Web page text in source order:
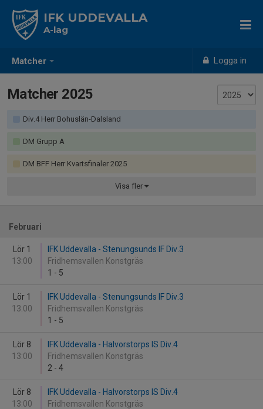
Matcher Logga in
IFK UDDEVALLA
A-lag
Matcher 2025
Div.4 Herr Bohuslän-Dalsland
DM Grupp A
DM BFF Herr Kvartsfinaler 2025
Visa fler
Februari
Lör 1
13:00
IFK Uddevalla - Stenungsunds IF Div.3
Fridhemsvallen Konstgräs
1 - 5
Lör 1
13:00
IFK Uddevalla - Stenungsunds IF Div.3
Fridhemsvallen Konstgräs
1 - 5
Lör 8
13:00
IFK Uddevalla - Halvorstorps IS Div.4
Fridhemsvallen Konstgräs
2 - 4
Lör 8
13:00
IFK Uddevalla - Halvorstorps IS Div.4
Fridhemsvallen Konstgräs